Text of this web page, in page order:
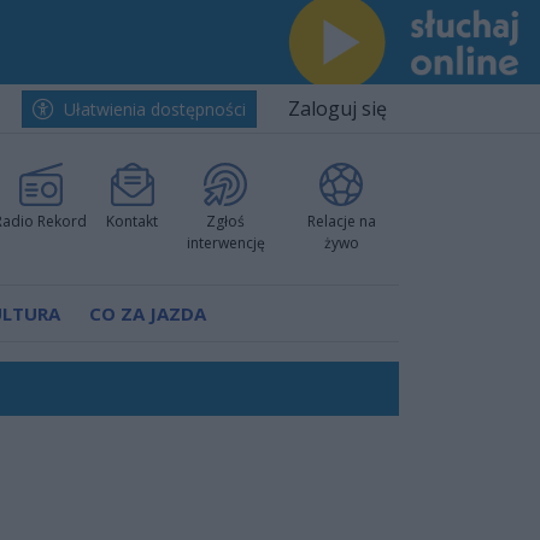
Ułatwienia dostępności Zaloguj się
Rekord Kontakt
Zgłoś
interwencję
Relacje na
żywo
CO ZA JAZDA